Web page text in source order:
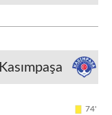
Kasımpaşa
74'